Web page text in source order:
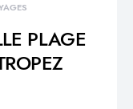
PLAGE